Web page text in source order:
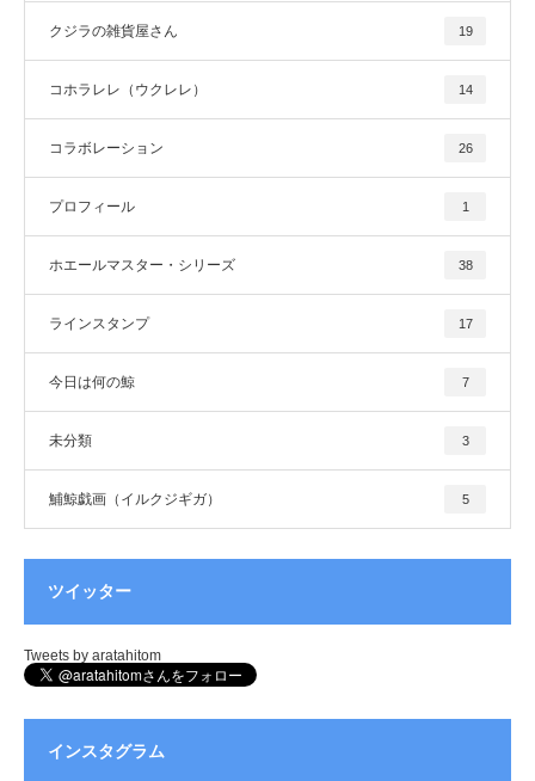
クジラの雑貨屋さん 19
コホラレレ（ウクレレ） 14
コラボレーション 26
プロフィール 1
ホエールマスター・シリーズ 38
ラインスタンプ 17
今日は何の鯨 7
未分類 3
鯆鯨戯画（イルクジギガ） 5
ツイッター
Tweets by aratahitom
インスタグラム